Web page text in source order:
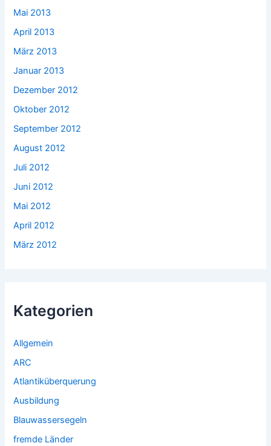
Mai 2013
April 2013
März 2013
Januar 2013
Dezember 2012
Oktober 2012
September 2012
August 2012
Juli 2012
Juni 2012
Mai 2012
April 2012
März 2012
Kategorien
Allgemein
ARC
Atlantiküberquerung
Ausbildung
Blauwassersegeln
fremde Länder